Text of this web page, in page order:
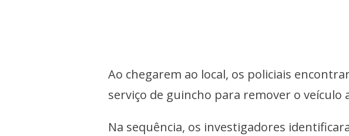
Ao chegarem ao local, os policiais
serviço de guincho para remover o veículo
Na sequência, os investigadores